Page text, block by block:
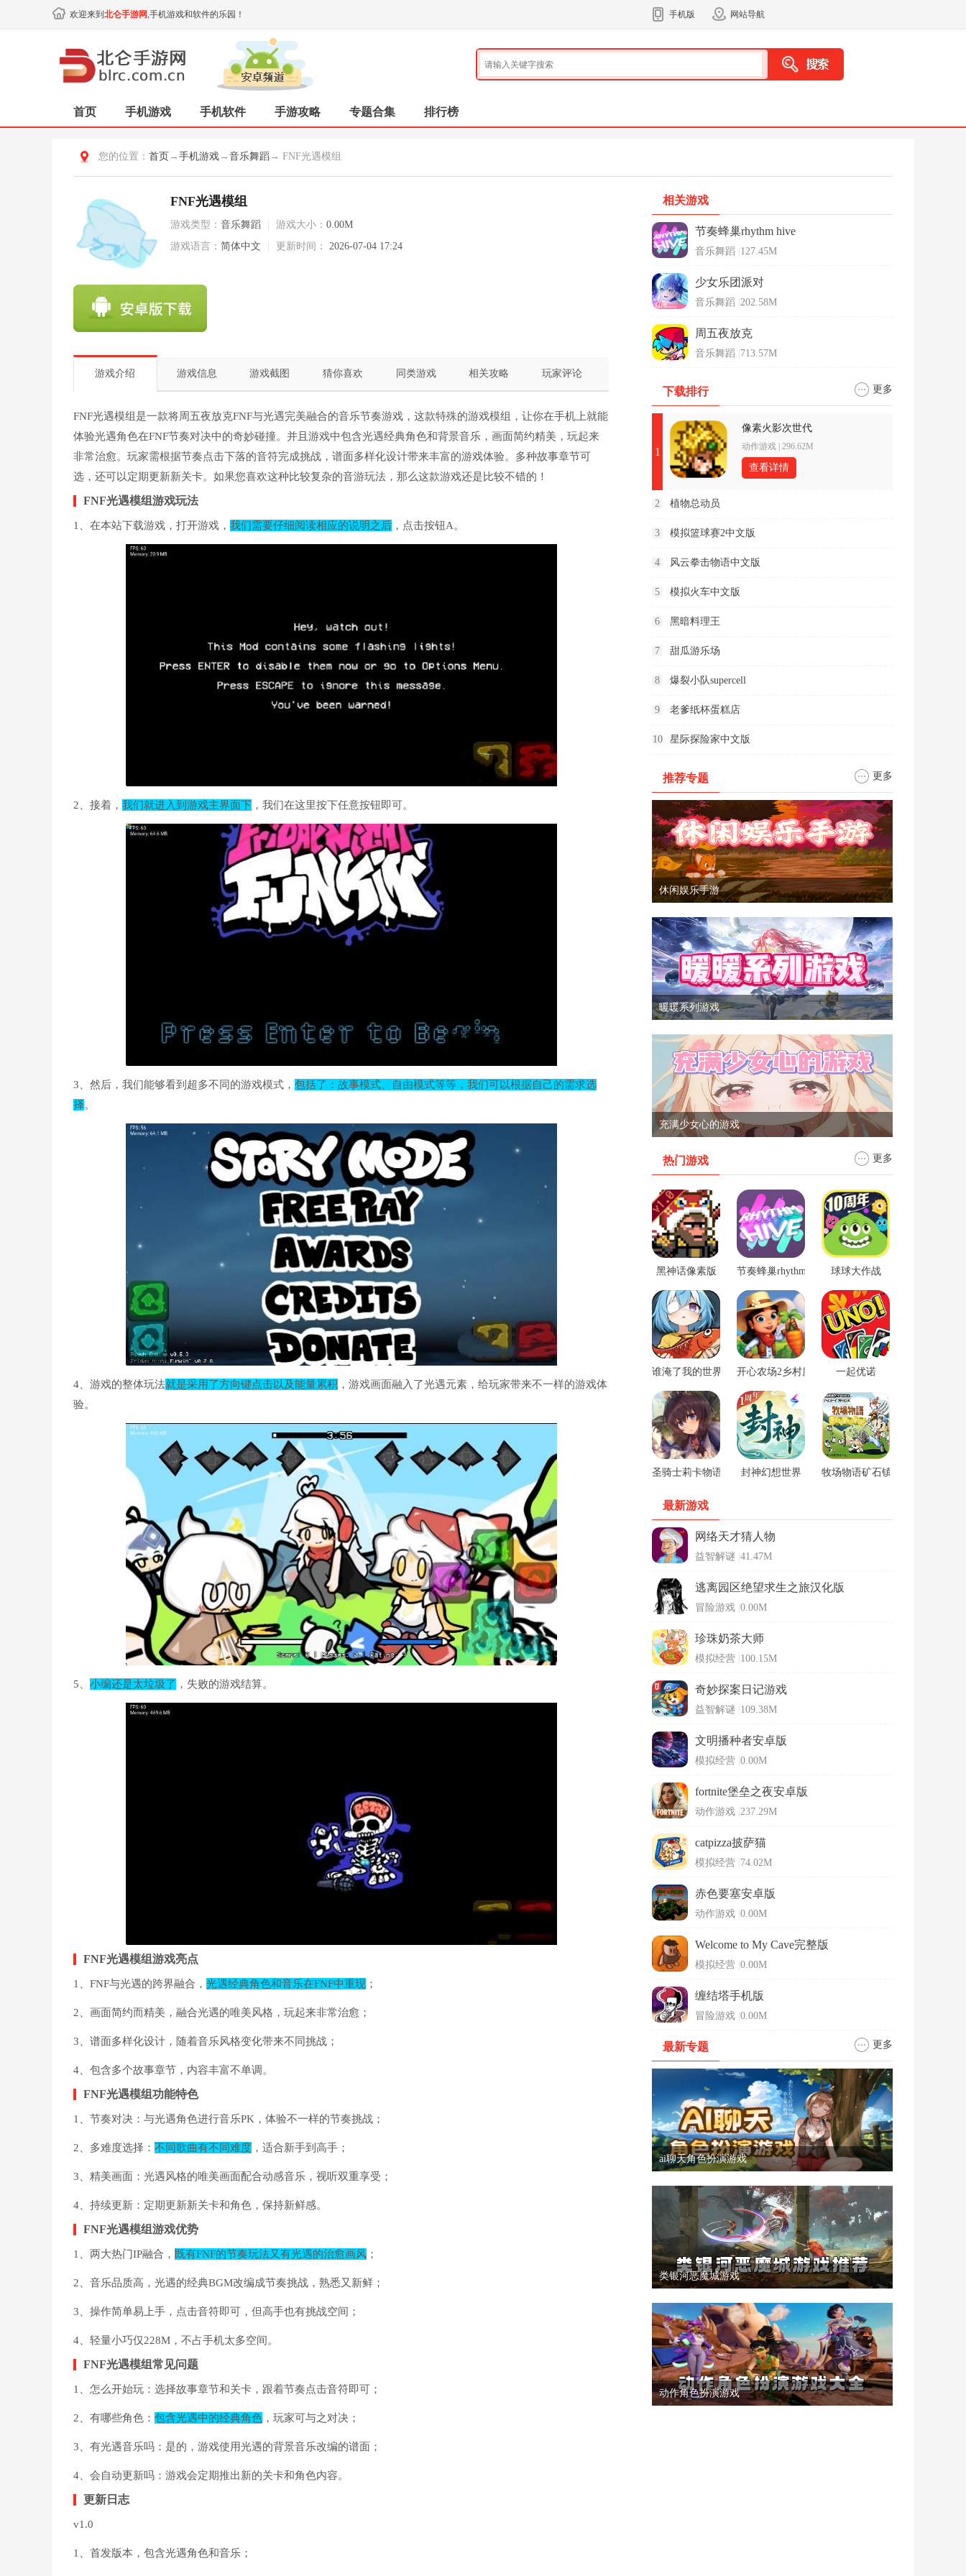
欢迎来到 北仑手游网,手机游戏和软件的乐园！ 手机版 网站导航
首页 手机游戏 手机软件 手游攻略 专题合集 排行榜
您的位置： 首页 → 手机游戏 → 音乐舞蹈 → FNF光遇模组
FNF光遇模组
游戏类型： 音乐舞蹈 游戏大小： 0.00M
游戏语言： 简体中文 更新时间： 2026-07-04 17:24
游戏介绍 游戏信息 游戏截图 猜你喜欢 同类游戏 相关攻略 玩家评论
FNF光遇模组是一款将周五夜放克FNF与光遇完美融合的音乐节奏游戏，这款特殊的游戏模组，让你在手机上就能
体验光遇角色在FNF节奏对决中的奇妙碰撞。并且游戏中包含光遇经典角色和背景音乐，画面简约精美，玩起来
非常治愈。玩家需根据节奏点击下落的音符完成挑战，谱面多样化设计带来丰富的游戏体验。多种故事章节可
选，还可以定期更新新关卡。如果您喜欢这种比较复杂的音游玩法，那么这款游戏还是比较不错的！
FNF光遇模组游戏玩法
1、在本站下载游戏，打开游戏， 我们需要仔细阅读相应的说明之后 ，点击按钮A。
2、接着， 我们就进入到游戏主界面下 ，我们在这里按下任意按钮即可。
3、然后，我们能够看到超多不同的游戏模式， 包括了：故事模式、自由模式等等，我们可以根据自己的需求选
择。
4、游戏的整体玩法就是采用了方向键点击以及能量累积 ，游戏画面融入了光遇元素，给玩家带来不一样的游戏体
验。
5、 小编还是太垃圾了 ，失败的游戏结算。
FNF光遇模组游戏亮点
1、FNF与光遇的跨界融合， 光遇经典角色和音乐在FNF中重现 ；
2、画面简约而精美，融合光遇的唯美风格，玩起来非常治愈；
3、谱面多样化设计，随着音乐风格变化带来不同挑战；
4、包含多个故事章节，内容丰富不单调。
FNF光遇模组功能特色
1、节奏对决：与光遇角色进行音乐PK，体验不一样的节奏挑战；
2、多难度选择： 不同歌曲有不同难度 ，适合新手到高手；
3、精美画面：光遇风格的唯美画面配合动感音乐，视听双重享受；
4、持续更新：定期更新新关卡和角色，保持新鲜感。
FNF光遇模组游戏优势
1、两大热门IP融合， 既有FNF的节奏玩法又有光遇的治愈画风 ；
2、音乐品质高，光遇的经典BGM改编成节奏挑战，熟悉又新鲜；
3、操作简单易上手，点击音符即可，但高手也有挑战空间；
4、轻量小巧仅228M，不占手机太多空间。
FNF光遇模组常见问题
1、怎么开始玩：选择故事章节和关卡，跟着节奏点击音符即可；
2、有哪些角色： 包含光遇中的经典角色 ，玩家可与之对决；
3、有光遇音乐吗：是的，游戏使用光遇的背景音乐改编的谱面；
4、会自动更新吗：游戏会定期推出新的关卡和角色内容。
更新日志
v1.0
1、首发版本，包含光遇角色和音乐；
相关游戏
节奏蜂巢rhythm hive
音乐舞蹈 127.45M
少女乐团派对
音乐舞蹈 202.58M
周五夜放克
音乐舞蹈 713.57M
下载排行 更多
1
像素火影次世代
动作游戏 296.62M
查看详情
2 植物总动员
3 模拟篮球赛2中文版
4 风云拳击物语中文版
5 模拟火车中文版
6 黑暗料理王
7 甜瓜游乐场
8 爆裂小队supercell
9 老爹纸杯蛋糕店
10 星际探险家中文版
推荐专题 更多
休闲娱乐手游
暖暖系列游戏
充满少女心的游戏
热门游戏 更多
黑神话像素版 节奏蜂巢rhythm hive 球球大作战
谁淹了我的世界游戏开心农场2乡村度假中文版一起优诺
圣骑士莉卡物语安卓手游封神幻想世界 牧场物语矿石镇的伙伴们男孩版
最新游戏
网络天才猜人物
益智解谜 41.47M
逃离园区绝望求生之旅汉化版
冒险游戏 0.00M
珍珠奶茶大师
模拟经营 100.15M
奇妙探案日记游戏
益智解谜 109.38M
文明播种者安卓版
模拟经营 0.00M
fortnite堡垒之夜安卓版
动作游戏 237.29M
catpizza披萨猫
模拟经营 74.02M
赤色要塞安卓版
动作游戏 0.00M
Welcome to My Cave完整版
模拟经营 0.00M
缠结塔手机版
冒险游戏 0.00M
最新专题 更多
ai聊天角色扮演游戏
类银河恶魔城游戏
动作角色扮演游戏